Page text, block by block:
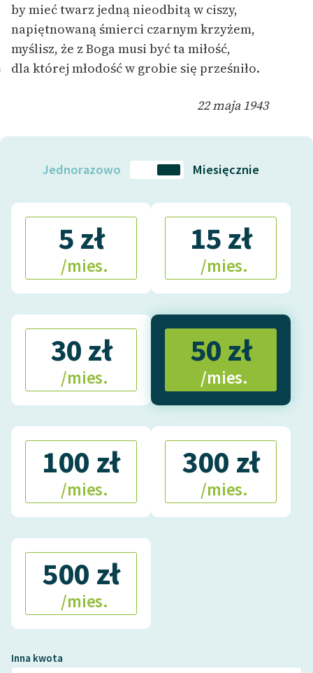
Zasady wykorzystania
Wolnych Lektur
Logotypy
sprawozdania finansowe
Regulamin darowizn
Informacja o treściach
wrażliwych
by mieć twarz jedną nieodbitą w ciszy,
napiętnowaną śmierci czarnym krzyżem,
myślisz, że z Boga musi być ta miłość,
dla której młodość w grobie się prześniło.
22 maja 1943
Jednorazowo Miesięcznie
5 zł
/mies.
15 zł
/mies.
30 zł
/mies.
50 zł
/mies.
100 zł
/mies.
300 zł
/mies.
500 zł
/mies.
Inna kwota